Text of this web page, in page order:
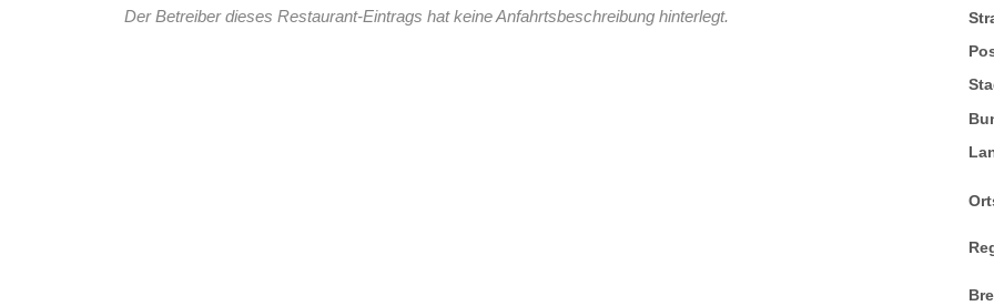
Der Betreiber dieses Restaurant-Eintrags hat keine Anfahrtsbeschreibung hinterlegt.